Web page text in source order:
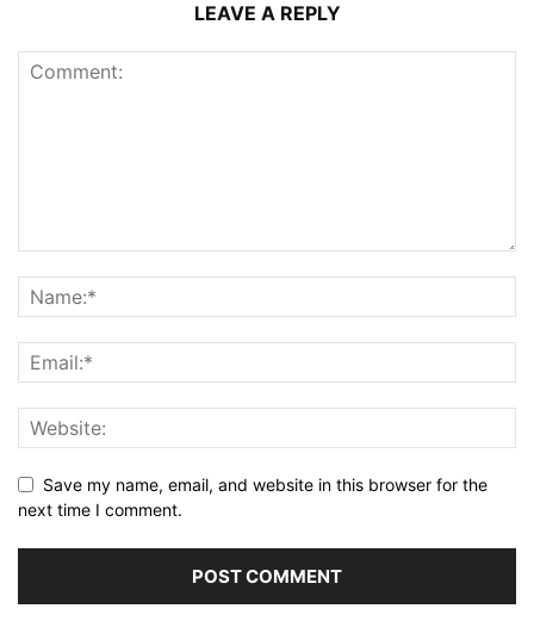
LEAVE A REPLY
Save my name, email, and website in this browser for the
next time I comment.